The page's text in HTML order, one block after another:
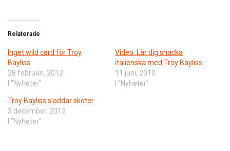
Relaterade
Inget wild card för Troy
Bayliss
28 februari, 2012
I ”Nyheter”
Video: Lär dig snacka
italienska med Troy Bayliss
11 juni, 2010
I ”Nyheter”
Troy Bayliss sladdar skoter
3 december, 2012
I ”Nyheter”